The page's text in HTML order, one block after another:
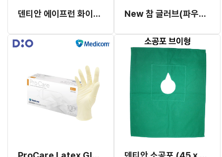
덴티안 에이프런 화이트 (구형) New 참 글러브(파우더 프리) 10Box